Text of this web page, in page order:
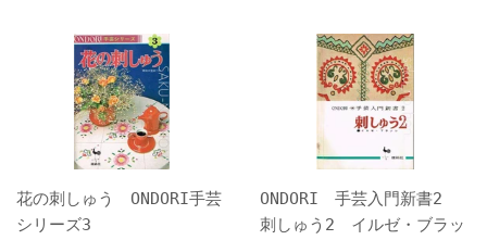
花の刺しゅう ONDORI手芸
シリーズ3
ONDORI 手芸入門新書2
刺しゅう2 イルゼ・ブラッ